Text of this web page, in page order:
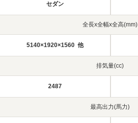
セダン
全長x全幅x全高(mm)
5140×1920×1560 他
排気量(cc)
2487
最高出力(馬力)